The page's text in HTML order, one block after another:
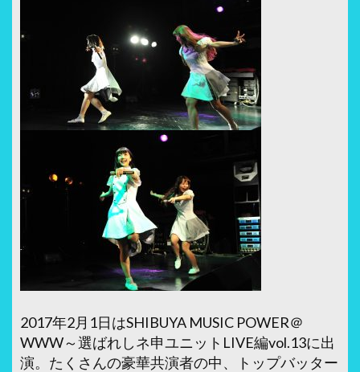
2017年2月1日はSHIBUYA MUSIC POWER＠
WWW～選ばれしネ申ユニットLIVE編vol.13に出
演。たくさんの豪華共演者の中、トップバッター